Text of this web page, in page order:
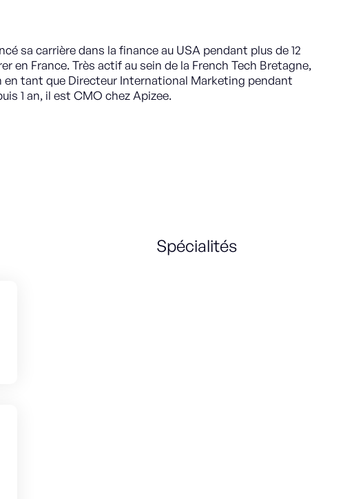
sa carrière dans la finance au USA pendant plus de 12
en France. Très actif au sein de la French Tech Bretagne,
en tant que Directeur International Marketing pendant
1 an, il est CMO chez Apizee.
Spécialités